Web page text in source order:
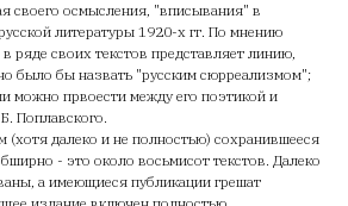
своего осмысления, "вписывания" в
литературы 1920-х гг. По мнению
ряде своих текстов представляет линию,
было бы назвать "русским сюрреализмом";
можно првоести между его поэтикой и
Поплавского.
(хотя далеко и не полностью) сохранившееся
- это около восьмисот текстов. Далеко
а имеющиеся публикации грешат